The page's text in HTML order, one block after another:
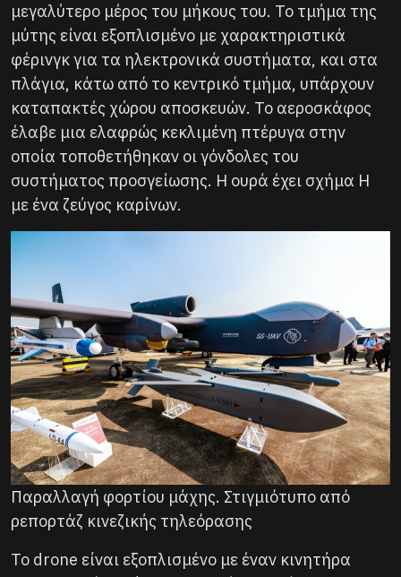
μεγαλύτερο μέρος του μήκους του. Το τμήμα της
μύτης είναι εξοπλισμένο με χαρακτηριστικά
φέρινγκ για τα ηλεκτρονικά συστήματα, και στα
πλάγια, κάτω από το κεντρικό τμήμα, υπάρχουν
καταπακτές χώρου αποσκευών. Το αεροσκάφος
έλαβε μια ελαφρώς κεκλιμένη πτέρυγα στην
οποία τοποθετήθηκαν οι γόνδολες του
συστήματος προσγείωσης. Η ουρά έχει σχήμα Η
με ένα ζεύγος καρίνων.
Παραλλαγή φορτίου μάχης. Στιγμιότυπο από
ρεπορτάζ κινεζικής τηλεόρασης
Το drone είναι εξοπλισμένο με έναν κινητήρα